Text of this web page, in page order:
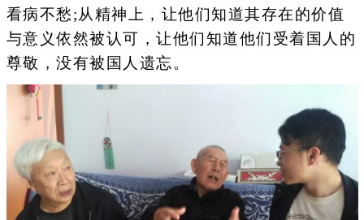
看病不愁;从精神上，让他们知道其存在的价值
与意义依然被认可，让他们知道他们受着国人的
尊敬，没有被国人遗忘。